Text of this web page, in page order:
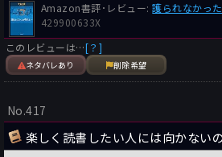
Amazon書評･レビュー:護られなかっ
429900633X
このレビューは…[？]
ネタバレあり 削除希望
No.417
楽しく読書したい人には向かない